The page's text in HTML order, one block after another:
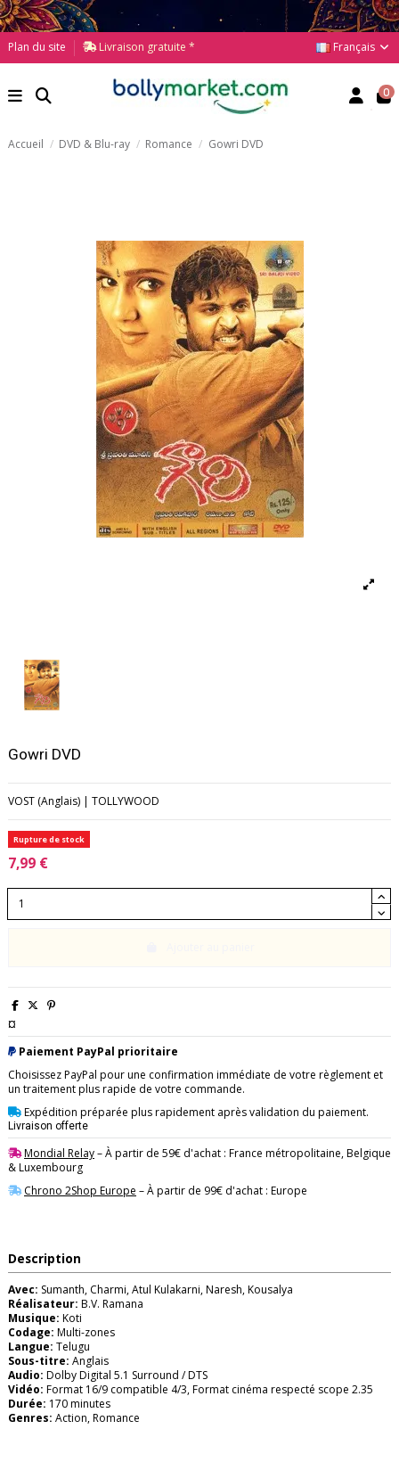
Plan du site Livraison gratuite * Français
0
Accueil DVD & Blu-ray Romance Gowri DVD
Gowri DVD
VOST (Anglais) | TOLLYWOOD
Rupture de stock
7,99 €
¤
Paiement PayPal prioritaire
Choisissez PayPal pour une confirmation immédiate de votre règlement et
un traitement plus rapide de votre commande.
Expédition préparée plus rapidement après validation du paiement.
Livraison offerte
Mondial Relay– À partir de 59€ d'achat : France métropolitaine, Belgique
& Luxembourg
Chrono 2Shop Europe – À partir de 99€ d'achat : Europe
Description
Avec: Sumanth, Charmi, Atul Kulakarni, Naresh, Kousalya
Réalisateur: B.V. Ramana
Musique: Koti
Codage: Multi-zones
Langue: Telugu
Sous-titre: Anglais
Audio: Dolby Digital 5.1 Surround / DTS
Vidéo: Format 16/9 compatible 4/3, Format cinéma respecté scope 2.35
Durée: 170 minutes
Genres: Action, Romance